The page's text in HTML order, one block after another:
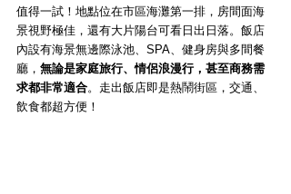
值得一試！地點位在市區海灘第一排，房間面海
景視野極佳，還有大片陽台可看日出日落。飯店
內設有海景無邊際泳池、SPA、健身房與多間餐
廳， 無論是家庭旅行、情侶浪漫行，甚至商務需
求都非常適合。走出飯店即是熱鬧街區，交通、
飲食都超方便！